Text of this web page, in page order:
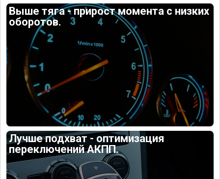
Выше тяга - прирост момента с низких
оборотов.
Лучше подхват - оптимизация
переключений АКПП.